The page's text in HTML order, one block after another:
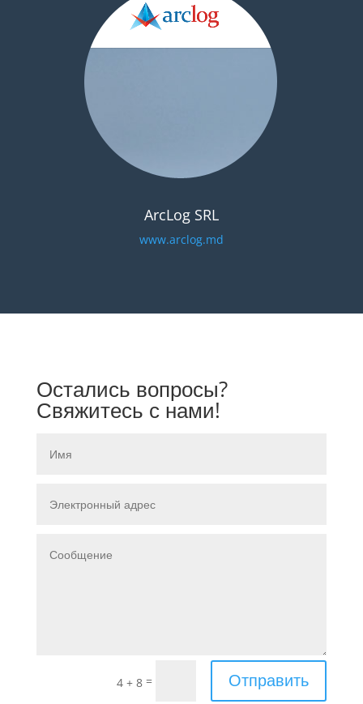
ArcLog SRL
www.arclog.md
Остались вопросы?
Свяжитесь с нами!
4 + 8 = Отправить